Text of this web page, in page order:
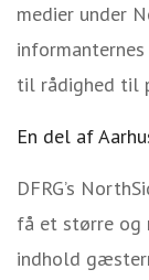
medier under
til rådighed til
En del af
DFRG’s
få et større og
indhold